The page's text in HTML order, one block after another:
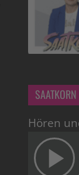
Hören